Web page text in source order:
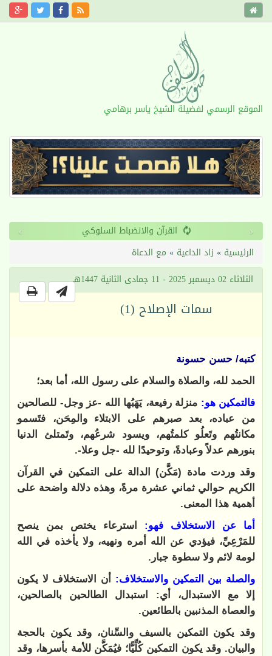
الموقع الرسمي لفضيلة الشيخ ياسر برهامي
القرآن والانضباط السلوكي ‹
›
الرئيسية » زاد الداعية » مع الدعاة
الثلاثاء 02 ديسمبر 2025 - 11 جمادى الثانية 1447هـ
سمات الإصلاح (1)
كتبه/ حسن حسونة
الحمد لله، والصلاة والسلام على رسول الله، أما بعد؛
فالتمكين هو: منزلة رفيعة، يَهَبُها الله -عز وجل- للصالحين
من عباده، بعد صبرهم على الابتلاء والمِحَن، فتَسمو
مكانتُهم وتَعلُو كلمتُهم، ويسود شرعُهم، وتَمتلئ الدنيا
بنورهم عدلاً وعبادةً، وتوحيدًا لله -جل وعلا-.
وقد وردت مادة (مَكَّن) الدالة على التمكين في القرآن
الكريم حوالي ثماني عشرة مرةً، وهذه دلالة واضحة على
أهمية هذا المعنى.
أما عن الاستخلاف فهو: استرعاء يختص بمن ينصح
للمَرْعِيِّ، فيؤدي عن الله أمره ونهيه، ولا يأخذه في الله
لومة لائم ولا سطوة جبار .
والصلة بين التمكين والاستخلاف:
أن الاستخلاف لا يكون
إلا مع الاستبدال، أي: استبدال الطالحين بالصالحين،
والعصاة المذنبين بالطائعين.
وقد يكون التمكين بالسيف والسِّنان، وقد يكون بالحجة
والبيان. وقد يكون التمكين كُلِّيًّا؛ فيُمَكَّن للأمة بأسرها، وقد